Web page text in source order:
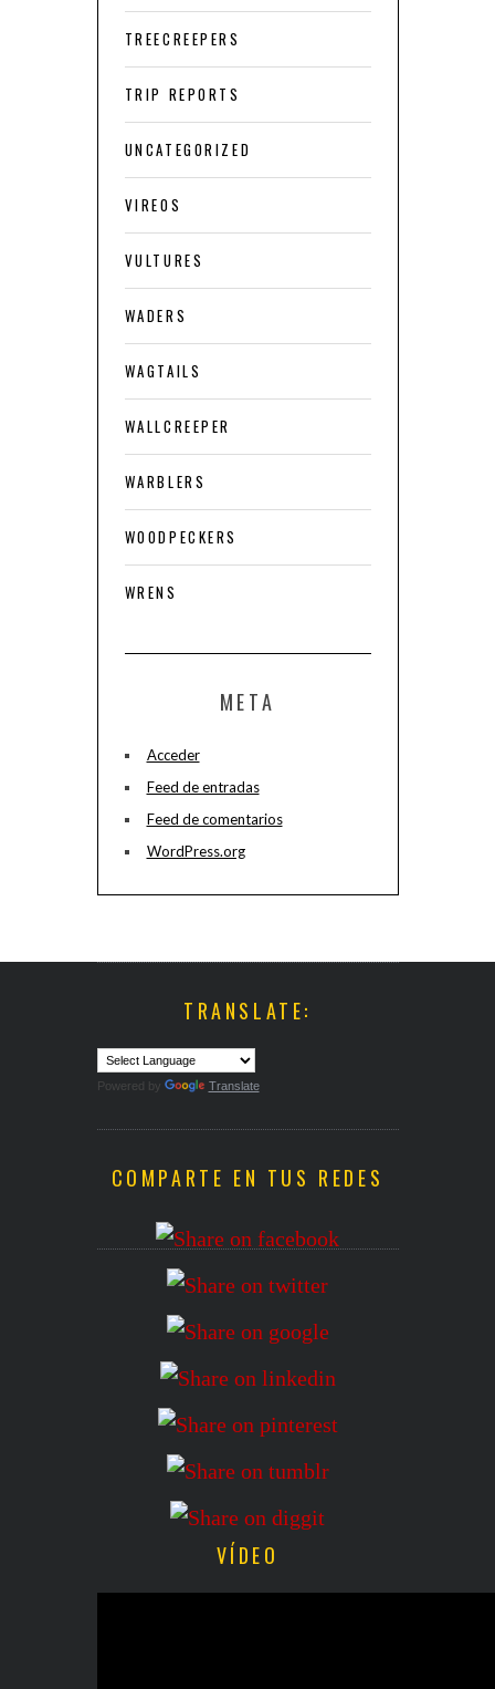
TREECREEPERS
TRIP REPORTS
UNCATEGORIZED
VIREOS
VULTURES
WADERS
WAGTAILS
WALLCREEPER
WARBLERS
WOODPECKERS
WRENS
META
Acceder
Feed de entradas
Feed de comentarios
WordPress.org
TRANSLATE:
Powered by Translate
COMPARTE EN TUS REDES
VÍDEO